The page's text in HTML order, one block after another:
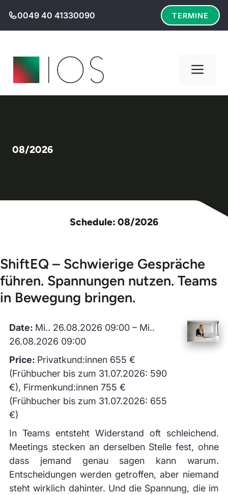
Inhalt
springen
0049 40 41330090 TERMINE
08/2026
Schedule: 08/2026
ShiftEQ – Schwierige Gespräche
führen. Spannungen nutzen. Teams
in Bewegung bringen.
Date: Mi.. 26.08.2026 09:00 – Mi..
26.08.2026 09:00
Price: Privatkund:innen 655 €
(Frühbucher bis zum 31.07.2026: 590
€), Firmenkund:innen 755 €
(Frühbucher bis zum 31.07.2026: 655
€)
In Teams entsteht Widerstand oft schleichend.
Meetings stecken an derselben Stelle fest, ohne
dass jemand genau sagen kann warum.
Entscheidungen werden getroffen, aber niemand
steht wirklich dahinter. Und die Spannung, die im